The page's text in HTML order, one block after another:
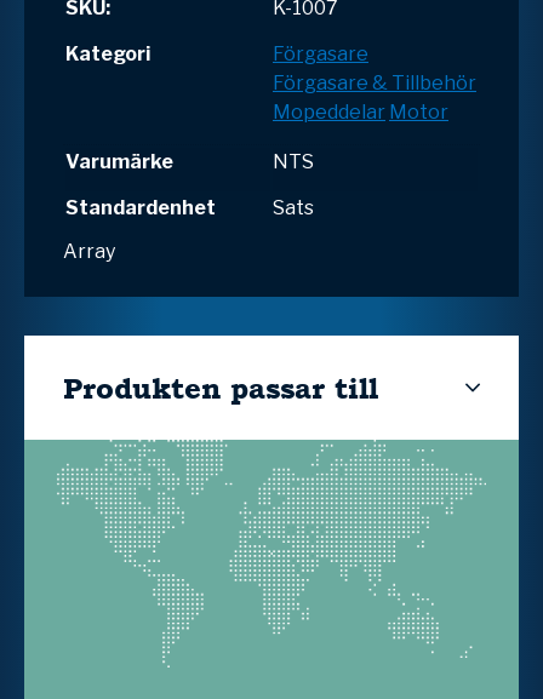
SKU:
K-1007
Kategori
Förgasare
Förgasare & Tillbehör
Mopeddelar Motor
Varumärke
NTS
Standardenhet
Sats
Array
Produkten passar till